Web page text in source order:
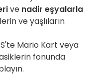
ve nadir eşyalarla
ve yaşlıların
Mario Kart veya
fonunda
.